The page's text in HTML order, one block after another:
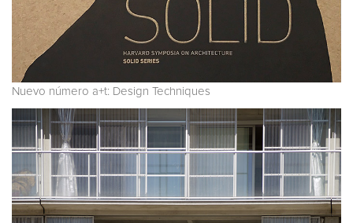
Nuevo número a+t: Design Techniques